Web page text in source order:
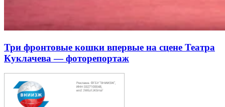
Три фронтовые кошки впервые на сцене Театра
Куклачева — фоторепортаж